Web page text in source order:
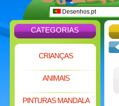
Desenhos.pt
CATEGORIAS
CRIANÇAS
ANIMAIS
PINTURAS MANDALA